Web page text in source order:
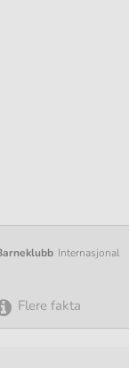
Internasjonal
Flere fakta